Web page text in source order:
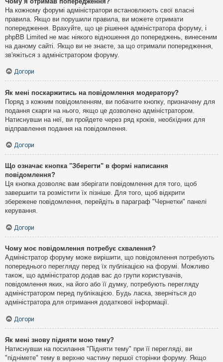
На кожному форумі адміністратори встановлюють свої власні
правила. Якщо ви порушили правила, ви можете отримати
попередження. Врахуйте, що це рішення адміністратора форуму, і
phpBB Limited не має ніякого відношення до попереджень, винесеним
на даному сайті. Якщо ви не знаєте, за що отримали попередження,
зв'яжіться з адміністратором форуму.
Догори
Як мені поскаржитись на повідомлення модератору?
Поряд з кожним повідомленням, ви побачите кнопку, призначену для
подання скарги на нього, якщо це дозволено адміністратором.
Натиснувши на неї, ви пройдете через ряд кроків, необхідних для
відправлення подання на повідомлення.
Догори
Що означає кнопка "Зберегти" в формі написання
повідомлення?
Ця кнопка дозволяє вам зберігати повідомлення для того, щоб
завершити та розмістити їх пізніше. Для того, щоб відкрити
збережене повідомлення, перейдіть в параграф "Чернетки" панелі
керування.
Догори
Чому моє повідомлення потребує схвалення?
Адміністратор форуму може вирішити, що повідомлення потребують
попереднього перегляду перед їх публікацією на форумі. Можливо
також, що адміністратор додав вас до групи користувачів,
повідомлення яких, на його або її думку, потребують перегляду
адміністратором перед публікацією. Будь ласка, зверніться до
адміністратора для отримання додаткової інформації.
Догори
Як мені знову підняти мою тему?
Натиснувши на посилання "Підняти тему" при її перегляді, ви
"піднімете" тему в верхню частину першої сторінки форуму. Якщо